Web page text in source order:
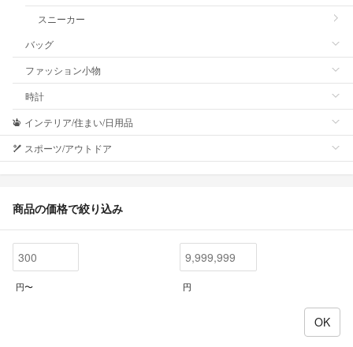
スニーカー
バッグ
ファッション小物
時計
インテリア/住まい/日用品
スポーツ/アウトドア
商品の価格で絞り込み
円〜 円